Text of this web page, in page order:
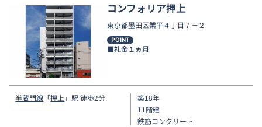
コンフォリア押上
東京都墨田区業平４丁目７－２
POINT
■礼金１ヵ月
半蔵門線 「押上 」駅 徒歩2分
築18年
11階建
鉄筋コンクリート